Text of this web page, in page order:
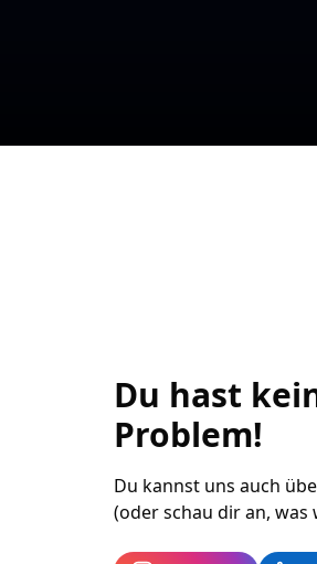
Du hast
Problem!
Du kannst uns auch
(oder schau dir an, was